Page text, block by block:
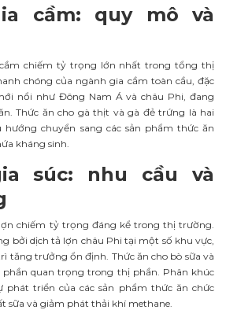
cầm: quy mô và
chiếm tỷ trọng lớn nhất trong tổng thị
chóng của ngành gia cầm toàn cầu, đặc
nổi như Đông Nam Á và châu Phi, đang
Thức ăn cho gà thịt và gà đẻ trứng là hai
hướng chuyển sang các sản phẩm thức ăn
kháng sinh.
súc: nhu cầu và
chiếm tỷ trọng đáng kể trong thị trường.
bởi dịch tả lợn châu Phi tại một số khu vực,
tăng trưởng ổn định. Thức ăn cho bò sữa và
quan trọng trong thị phần. Phân khúc
phát triển của các sản phẩm thức ăn chức
sữa và giảm phát thải khí methane.